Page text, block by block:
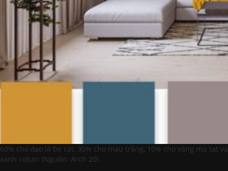
60% chủ đạo là be cát, 30% cho màu trắng, 10% cho vàng mù tạt và
xanh coban (Nguồn: Arch 20)